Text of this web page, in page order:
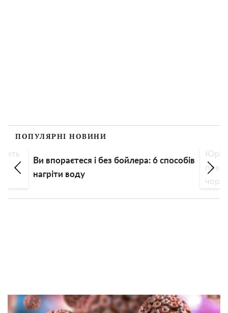
ПОПУЛЯРНІ НОВИНИ
Ви впораєтеся і без бойлера: 6 способів
нагріти воду